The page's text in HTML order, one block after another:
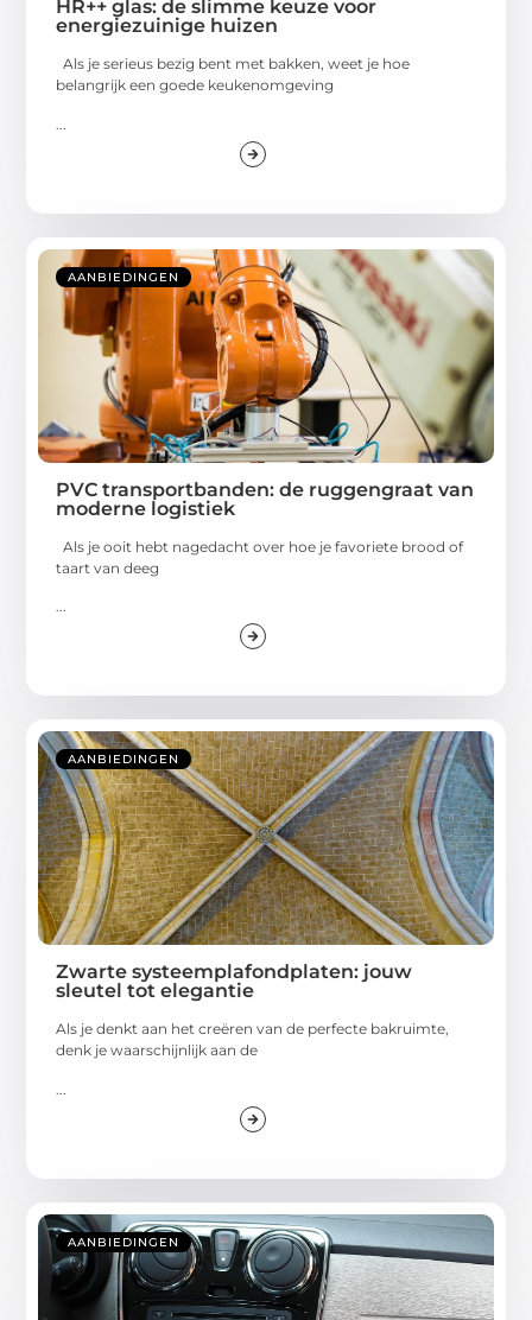
HR++ glas: de slimme keuze voor
energiezuinige huizen
Als je serieus bezig bent met bakken, weet je hoe
belangrijk een goede keukenomgeving
AANBIEDINGEN
PVC transportbanden: de ruggengraat van
moderne logistiek
Als je ooit hebt nagedacht over hoe je favoriete brood of
taart van deeg
...
AANBIEDINGEN
Zwarte systeemplafondplaten: jouw
sleutel tot elegantie
Als je denkt aan het creëren van de perfecte bakruimte,
denk je waarschijnlijk aan de
AANBIEDINGEN